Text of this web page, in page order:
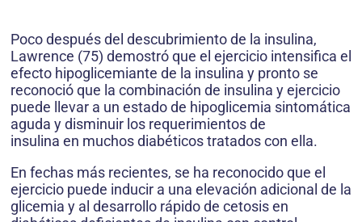
Poco después del descubrimiento de la insulina,
Lawrence (75) demostró que el ejercicio intensifica el
efecto hipoglicemiante de la insulina y pronto se
reconoció que la combinación de insulina y ejercicio
puede llevar a un estado de hipoglicemia sintomática
aguda y disminuir los requerimientos de
insulina en muchos diabéticos tratados con ella.
En fechas más recientes, se ha reconocido que el
ejercicio puede inducir a una elevación adicional de la
glicemia y al desarrollo rápido de cetosis en